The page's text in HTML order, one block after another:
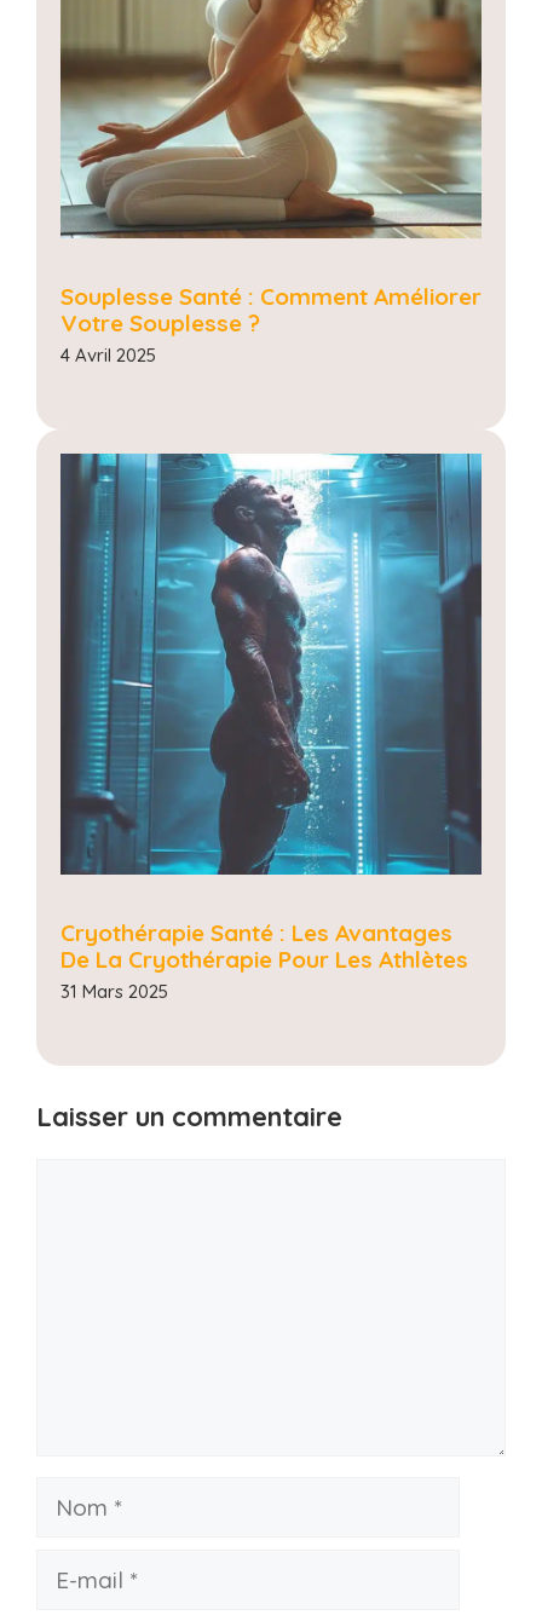
Souplesse Santé : Comment Améliorer
Votre Souplesse ?
4 Avril 2025
Cryothérapie Santé : Les Avantages
De La Cryothérapie Pour Les Athlètes
31 Mars 2025
Laisser un commentaire